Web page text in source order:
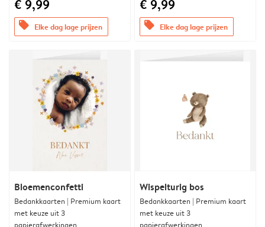
€ 9,99
offers Elke dag lage prijzen
€ 9,99
offers Elke dag lage prijzen
Bloemenconfetti
Bedankkaarten | Premium kaart
met keuze uit 3
papierafwerkingen
Wispelturig bos
Bedankkaarten | Premium kaart
met keuze uit 3
papierafwerkingen